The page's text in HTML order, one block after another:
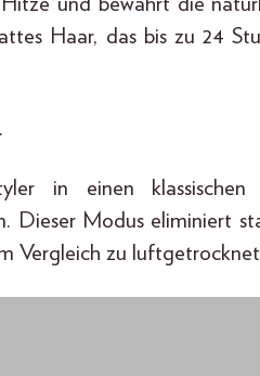
Haar, das bis zu 24
in einen
Dieser Modus eliminiert
Vergleich zu